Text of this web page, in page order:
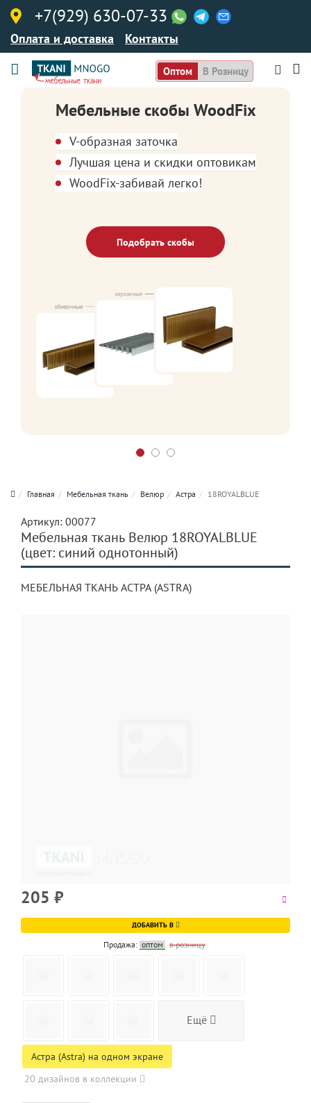
+7(929) 630-07-33
Оплата и доставка Контакты
Оптом В Розницу
Мебельные скобы WoodFix
V-образная заточка
Лучшая цена и скидки оптовикам
WoodFix-забивай легко!
Подобрать скобы
Главная Мебельная ткань Велюр Астра 18ROYALBLUE
Артикул: 00077
Мебельная ткань Велюр 18ROYALBLUE
(цвет: синий однотонный)
МЕБЕЛЬНАЯ ТКАНЬ АСТРА (ASTRA)
205 ₽
ДОБАВИТЬ В
Продажа: оптом в розницу
Ещё
Астра (Astra) на одном экране
20 дизайнов в коллекции